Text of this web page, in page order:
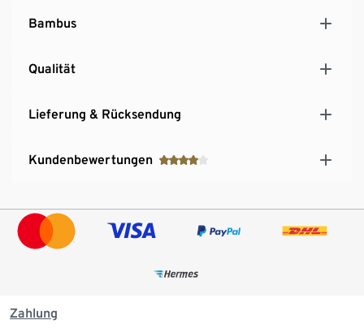
Bambus
Qualität
Lieferung & Rücksendung
Kundenbewertungen
Zahlung